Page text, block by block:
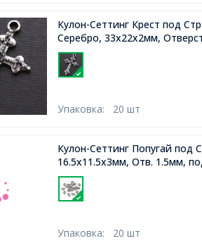
Кулон-Сеттинг Крест под
Серебро, 33х22х2мм,
Упаковка: 20 шт
Кулон-Сеттинг Попугай под
16.5х11.5х3мм, Отв. 1.5мм,
Упаковка: 20 шт